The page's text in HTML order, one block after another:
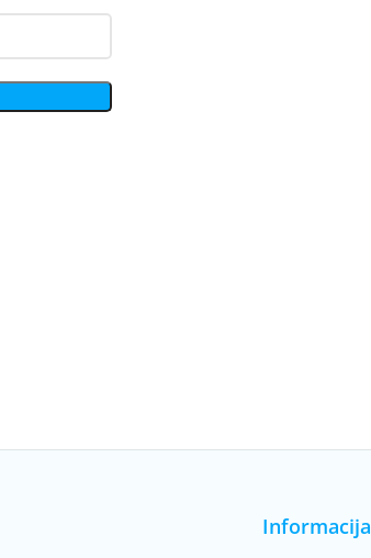
Informacija